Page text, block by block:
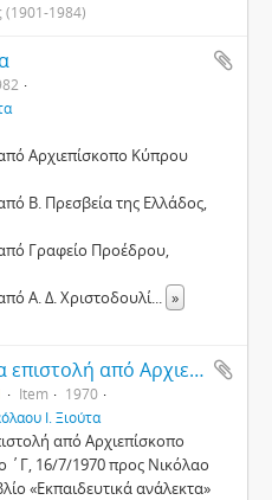
(1901-1984)
Αρχιεπίσκοπο Κύπρου
Β. Πρεσβεία της Ελλάδος,
Γραφείο Προέδρου,
Α. Δ. Χριστοδουλί... »
Ευχαριστήρια επιστολή από Αρχιεπίσκοπο Κύπρου Μακάριο ΄Γ προς τον Νικόλαο Ξιούτα
Item
1970
Ι. Ξιούτα
από Αρχιεπίσκοπο
16/7/1970 προς Νικόλαο
«Εκπαιδευτικά ανάλεκτα»